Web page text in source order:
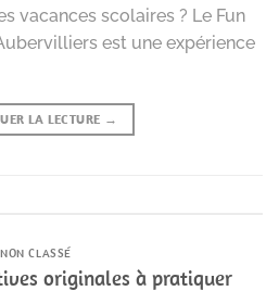
vacances scolaires ? Le Fun
est une expérience
LA LECTURE →
NON CLASSÉ
originales à pratiquer